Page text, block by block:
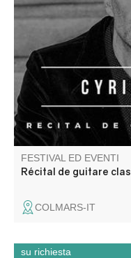
Cyril Achard
Sébastien Bach,
FESTIVAL ED EVENTI
Récital de guitare
COLMARS-IT
su richiesta